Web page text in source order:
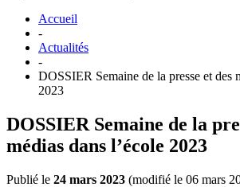
Accueil
-
Actualités
-
DOSSIER Semaine de la presse et des
2023
DOSSIER Semaine de la
médias dans l’école 2023
Publié le 24 mars 2023 (modifié le 06 mars